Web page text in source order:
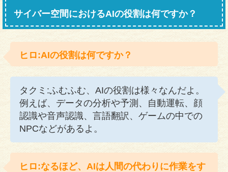
サイバー空間におけるAIの役割は何ですか？
ヒロ:AIの役割は何ですか？
タクミ:ふむふむ、AIの役割は様々なんだよ。
例えば、データの分析や予測、自動運転、顔
認識や音声認識、言語翻訳、ゲームの中での
NPCなどがあるよ。
ヒロ:なるほど、AIは人間の代わりに作業をす